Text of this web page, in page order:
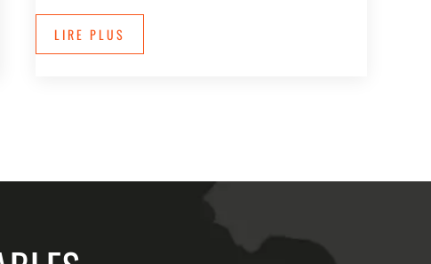
LIRE PLUS